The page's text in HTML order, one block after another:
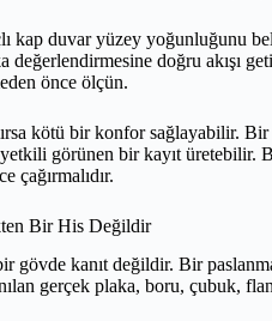
kap duvar yüzey yoğunluğunu
değerlendirmesine doğru akışı
önce ölçün.
kötü bir konfor sağlayabilir.
görünen bir kayıt üretebilir.
çağırmalıdır.
Bir His Değildir
gövde kanıt değildir. Bir
gerçek plaka, boru, çubuk,